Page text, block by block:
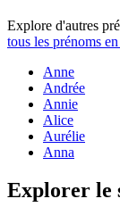
Explore d'autres
tous les prénoms en
Anne
Andrée
Annie
Alice
Aurélie
Anna
Explorer le